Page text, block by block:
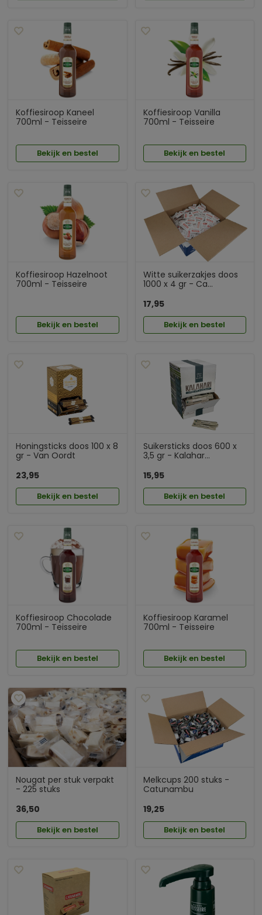
Koffiesiroop Kaneel
700ml - Teisseire
Bekijk en bestel
Koffiesiroop Vanilla
700ml - Teisseire
Bekijk en bestel
Koffiesiroop Hazelnoot
700ml - Teisseire
Bekijk en bestel
Witte suikerzakjes doos
1000 x 4 gr - Ca...
17,95
Bekijk en bestel
Honingsticks doos 100 x 8
gr - Van Oordt
23,95
Bekijk en bestel
Suikersticks doos 600 x
3,5 gr - Kalahar...
15,95
Bekijk en bestel
Koffiesiroop Chocolade
700ml - Teisseire
Bekijk en bestel
Koffiesiroop Karamel
700ml - Teisseire
Bekijk en bestel
Nougat per stuk verpakt
- 225 stuks
36,50
Bekijk en bestel
Melkcups 200 stuks -
Catunambu
19,25
Bekijk en bestel